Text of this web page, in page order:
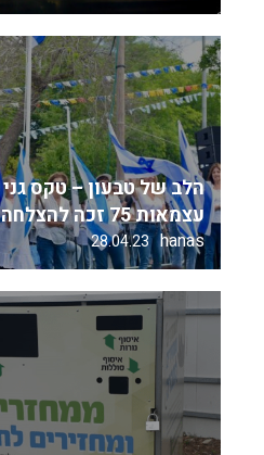
הלב של טבעון – טקס
עצמאות 75 זכה להצלחה רבה גם השנה
hanas
28.04.23